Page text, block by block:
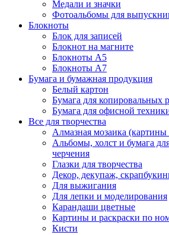
Медали и значки
Фотоальбомы для
Блокноты
Блок для записей
Блокнот на магните
Блокноты А5
Блокноты А7
Бумага и бумажная продукция
Белый картон
Бумага для копировальных
Бумага для офисной
Все для творчества
Алмазная мозаика (картины
Альбомы, холст и бумага
черчения
Глазки для творчества
Декор, декупаж,
Для выжигания
Для лепки и моделирования
Карандаши цветные
Картины и раскраски по
Кисти